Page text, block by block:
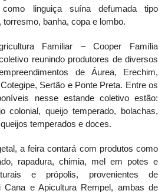
como linguiça suína defumada tipo
torresmo, banha, copa e lombo.
Familiar – Cooper Família
reunindo produtores de diversos
de Áurea, Erechim,
Sertão e Ponte Preta. Entre os
nesse estande coletivo estão:
colonial, queijo temperado, bolachas,
temperados e doces.
a feira contará com produtos como
rapadura, chimia, mel em potes e
e própolis, provenientes de
Cana e Apicultura Rempel, ambas de